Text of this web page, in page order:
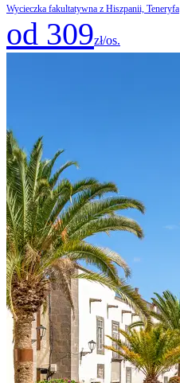
Wycieczka fakultatywna z Hiszpanii, Teneryfa
od 309zł/os.